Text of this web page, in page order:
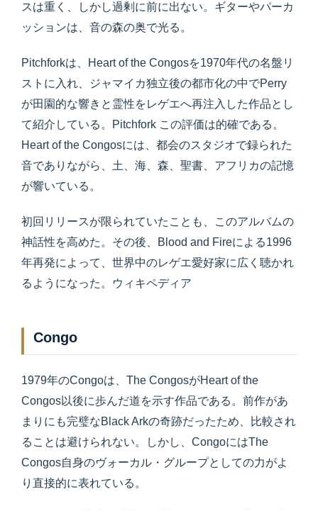
スは重く、しかし過剰に前に出ない。ギターやパーカ
ッションは、音の森の奥で光る。
Pitchforkは、Heart of the Congosを1970年代の名盤リ
ストに入れ、ジャマイカ独立後の都市化の中でPerry
が田園的な響きと霊性をレゲエへ再注入した作品とし
て紹介している。Pitchfork この評価は的確である。
Heart of the Congosには、都会のスタジオで録られた
音でありながら、土、海、森、聖書、アフリカの記憶
が響いている。
初回リリースが限られていたことも、このアルバムの
神話性を高めた。その後、Blood and Fireによる1996
年再発によって、世界中のレゲエ愛好家に広く聴かれ
るようになった。ウィキペディア
Congo
1979年のCongoは、The CongosがHeart of the
Congos以後に歩んだ道を示す作品である。前作があ
まりにも完璧なBlack Arkの奇跡だったため、比較され
ることは避けられない。しかし、CongoにはThe
Congos自身のヴォーカル・グループとしての力がよ
り直接的に表れている。